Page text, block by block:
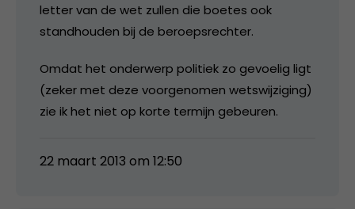
letter van de wet zullen die boetes ook
standhouden bij de beroepsrechter.
Omdat het onderwerp politiek zo gevoelig ligt
(zeker met deze voorgenomen wetswijziging)
zie ik het niet op korte termijn gebeuren.
22 maart 2013 om 12:50